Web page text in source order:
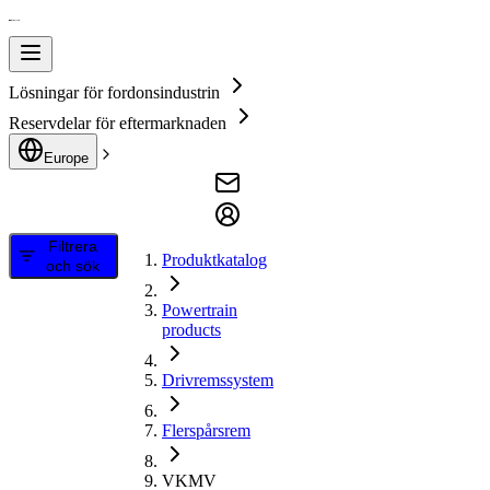
Lösningar för fordonsindustrin
Reservdelar för eftermarknaden
Europe
Filtrera
och sök
Produktkatalog
Powertrain
products
Drivremssystem
Flerspårsrem
VKMV